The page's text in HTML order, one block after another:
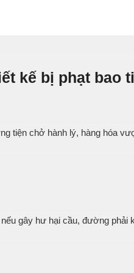
kế bị phạt bao
tiện chở hành lý, hàng hóa
gây hư hại cầu, đường phải